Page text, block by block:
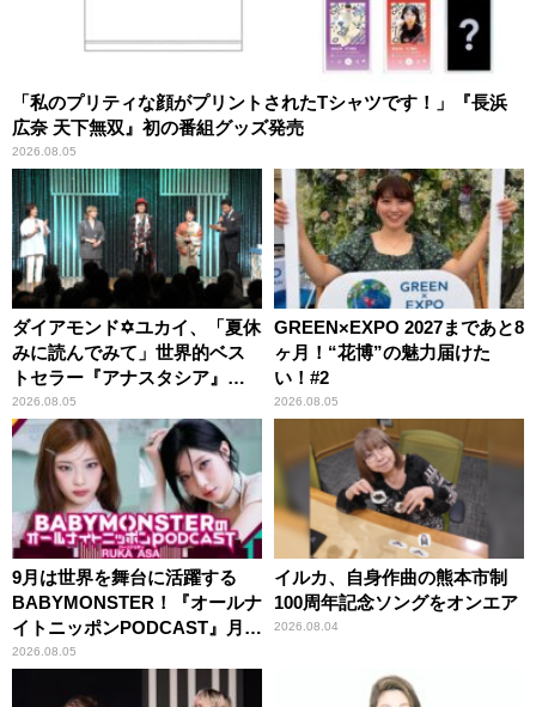
「私のプリティな顔がプリントされたTシャツです！」『長浜
広奈 天下無双』初の番組グッズ発売
2026.08.05
ダイアモンド✡ユカイ、「夏休
みに読んでみて」世界的ベス
トセラー『アナスタシア』を
紹介
2026.08.05
GREEN×EXPO 2027まであと8
ヶ月！“花博”の魅力届けた
い！#2
2026.08.05
9月は世界を舞台に活躍する
BABYMONSTER！『オールナ
イトニッポンPODCAST』月替
わりパーソナリティ
2026.08.05
イルカ、自身作曲の熊本市制
100周年記念ソングをオンエア
2026.08.04